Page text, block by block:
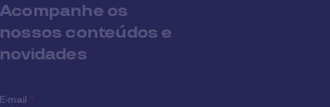
Acompanhe os
nossos conteúdos e
novidades
E-mail *